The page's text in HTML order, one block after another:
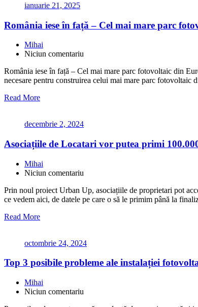
ianuarie 21, 2025
România iese în față – Cel mai mare parc
Mihai
Niciun comentariu
România iese în față – Cel mai mare parc fotovoltaic din
necesare pentru construirea celui mai mare parc
Read More
decembrie 2, 2024
Asociațiile de Locatari vor putea primi
Mihai
Niciun comentariu
Prin noul proiect Urban Up, asociațiile de proprietari pot
ce vedem aici, de datele pe care o să le primim până la
Read More
octombrie 24, 2024
Top 3 posibile probleme ale instalației
Mihai
Niciun comentariu